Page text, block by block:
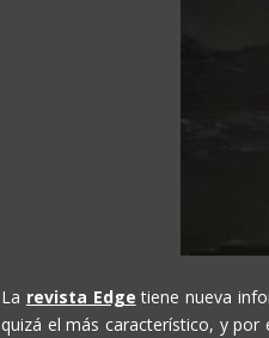
La revista Edge tiene nueva
quizá el más característico, y por